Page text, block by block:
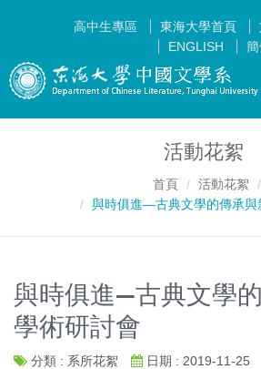
高中生專區 東海大學首頁
ENGLISH
活動花絮
首頁
活動花絮
與時俱進—古典文學的傳承與
與時俱進—古典文學
學術研討會
分類 : 系所花絮 日期 : 2019-11-25